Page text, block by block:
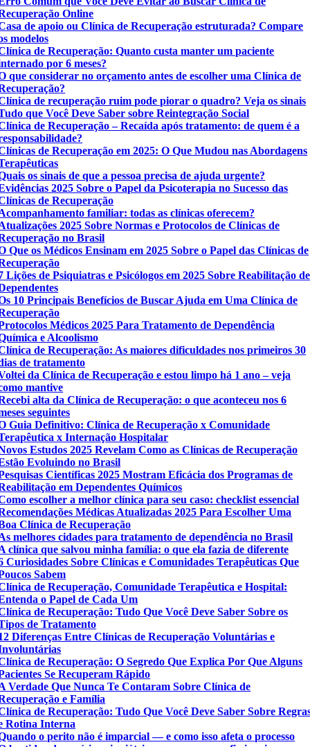
Online
de apoio ou Clínica de Recuperação estruturada? Compare
modelos
de Recuperação: Quanto custa manter um paciente
por 6 meses?
que considerar no orçamento antes de escolher uma Clínica de
de recuperação ruim pode piorar o quadro? Veja os sinais
que Você Deve Saber sobre Reintegração Social
de Recuperação – Recaída após tratamento: de quem é a
de Recuperação em 2025: O Que Mudou nas Abordagens
os sinais de que a pessoa precisa de ajuda urgente?
2025 Sobre o Papel da Psicoterapia no Sucesso das
de Recuperação
familiar: todas as clínicas oferecem?
2025 Sobre Normas e Protocolos de Clínicas de
no Brasil
Que os Médicos Ensinam em 2025 Sobre o Papel das Clínicas de
Lições de Psiquiatras e Psicólogos em 2025 Sobre Reabilitação de
10 Principais Benefícios de Buscar Ajuda em Uma Clínica de
Médicos 2025 Para Tratamento de Dependência
e Alcoolismo
de Recuperação: As maiores dificuldades nos primeiros 30
de tratamento
da Clínica de Recuperação e estou limpo há 1 ano – veja
mantive
alta da Clínica de Recuperação: o que aconteceu nos 6
seguintes
Guia Definitivo: Clínica de Recuperação x Comunidade
x Internação Hospitalar
Estudos 2025 Revelam Como as Clínicas de Recuperação
Evoluindo no Brasil
Científicas 2025 Mostram Eficácia dos Programas de
em Dependentes Químicos
escolher a melhor clínica para seu caso: checklist essencial
Médicas Atualizadas 2025 Para Escolher Uma
Clínica de Recuperação
melhores cidades para tratamento de dependência no Brasil
clínica que salvou minha família: o que ela fazia de diferente
Curiosidades Sobre Clínicas e Comunidades Terapêuticas Que
Sabem
de Recuperação, Comunidade Terapêutica e Hospital:
o Papel de Cada Um
de Recuperação: Tudo Que Você Deve Saber Sobre os
de Tratamento
Diferenças Entre Clínicas de Recuperação Voluntárias e
de Recuperação: O Segredo Que Explica Por Que Alguns
Se Recuperam Rápido
Verdade Que Nunca Te Contaram Sobre Clínica de
e Família
de Recuperação: Tudo Que Você Deve Saber Sobre
Rotina Interna
o perito não é imparcial — e como isso afeta o processo